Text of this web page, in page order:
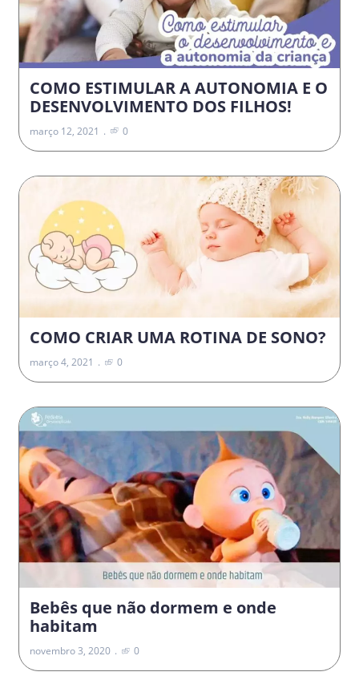
COMO ESTIMULAR A AUTONOMIA E O
DESENVOLVIMENTO DOS FILHOS!
março 12, 2021 0
COMO CRIAR UMA ROTINA DE SONO?
março 4, 2021 0
Bebês que não dormem e onde
habitam
novembro 3, 2020 0